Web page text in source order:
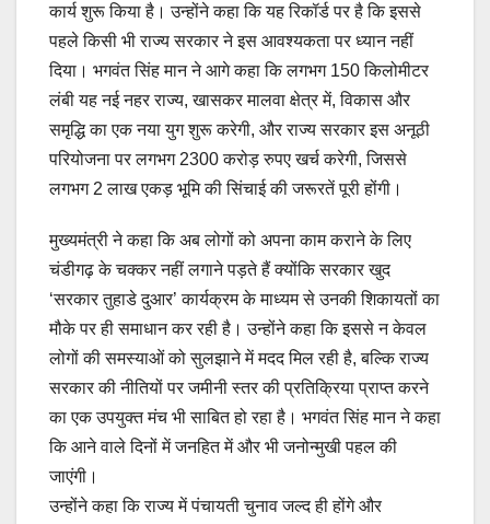
कार्य शुरू किया है। उन्होंने कहा कि यह रिकॉर्ड पर है कि इससे
पहले किसी भी राज्य सरकार ने इस आवश्यकता पर ध्यान नहीं
दिया। भगवंत सिंह मान ने आगे कहा कि लगभग 150 किलोमीटर
लंबी यह नई नहर राज्य, खासकर मालवा क्षेत्र में, विकास और
समृद्धि का एक नया युग शुरू करेगी, और राज्य सरकार इस अनूठी
परियोजना पर लगभग 2300 करोड़ रुपए खर्च करेगी, जिससे
लगभग 2 लाख एकड़ भूमि की सिंचाई की जरूरतें पूरी होंगी।
मुख्यमंत्री ने कहा कि अब लोगों को अपना काम कराने के लिए
चंडीगढ़ के चक्कर नहीं लगाने पड़ते हैं क्योंकि सरकार खुद
‘सरकार तुहाडे दुआर’ कार्यक्रम के माध्यम से उनकी शिकायतों का
मौके पर ही समाधान कर रही है। उन्होंने कहा कि इससे न केवल
लोगों की समस्याओं को सुलझाने में मदद मिल रही है, बल्कि राज्य
सरकार की नीतियों पर जमीनी स्तर की प्रतिक्रिया प्राप्त करने
का एक उपयुक्त मंच भी साबित हो रहा है। भगवंत सिंह मान ने कहा
कि आने वाले दिनों में जनहित में और भी जनोन्मुखी पहल की
जाएंगी।
उन्होंने कहा कि राज्य में पंचायती चुनाव जल्द ही होंगे और